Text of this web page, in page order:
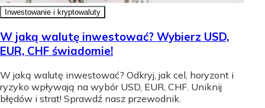
Inwestowanie i kryptowaluty
W jaką walutę inwestować? Wybierz USD,
EUR, CHF świadomie!
W jaką walutę inwestować? Odkryj, jak cel, horyzont i
ryzyko wpływają na wybór USD, EUR, CHF. Uniknij
błędów i strat! Sprawdź nasz przewodnik.